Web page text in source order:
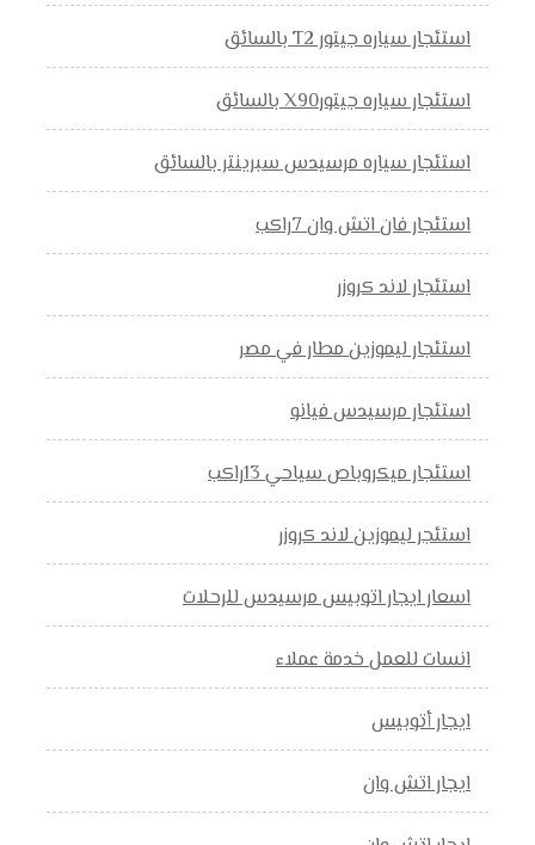
استئجار سياره جيتور T2 بالسائق
استئجار سياره جيتورX90 بالسائق
استئجار سياره مرسيدس سبرينتر بالسائق
استئجار فان اتش وان 7راكب
استئجار لاند كروزر
استئجار ليموزين مطار في مصر
استئجار مرسيدس فيانو
استئجار ميكروباص سياحي 13راكب
استئجر ليموزين لاند كروزر
اسعار ايجار اتوبيس مرسيدس للرحلات
انسات للعمل خدمة عملاء
ايجار أتوبيس
ايجار اتش وان